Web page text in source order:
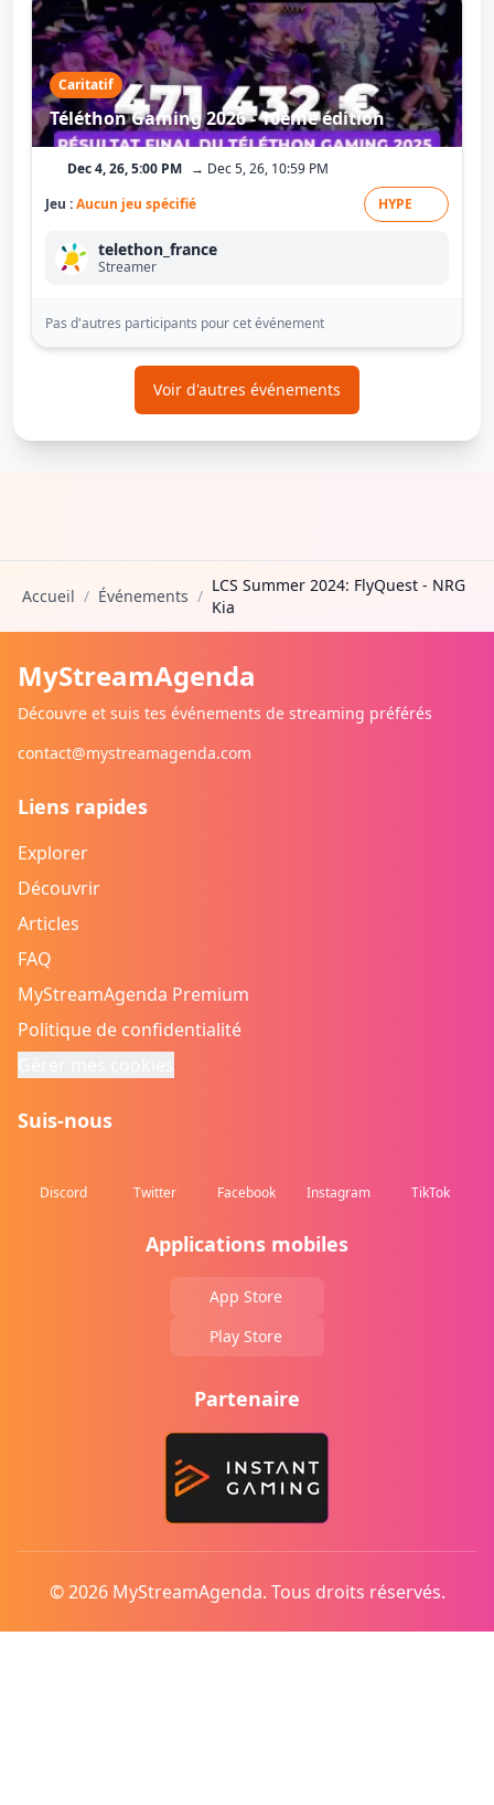
Caritatif
Téléthon Gaming 2026 - 10ème édition
Dec 4, 26, 5:00 PM → Dec 5, 26, 10:59 PM
Jeu :Aucun jeu spécifié HYPE
telethon_france
Streamer
Pas d'autres participants pour cet événement
Voir d'autres événements
Accueil / Événements /
LCS Summer 2024: FlyQuest - NRG
Kia
MyStreamAgenda
Découvre et suis tes événements de streaming préférés
contact@mystreamagenda.com
Liens rapides
Explorer
Découvrir
Articles
FAQ
MyStreamAgenda Premium
Politique de confidentialité
Suis-nous
Discord Twitter Facebook Instagram TikTok
Applications mobiles
App Store
Play Store
Partenaire
© 2026 MyStreamAgenda. Tous droits réservés.